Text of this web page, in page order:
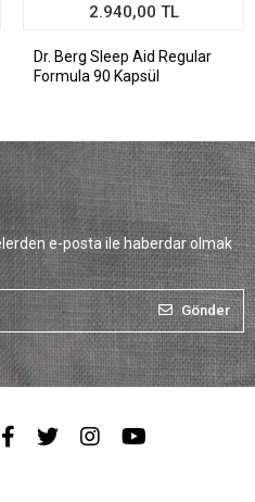
2.940,00 TL
Dr. Berg Sleep Aid Regular
Formula 90 Kapsül
e-posta ile haberdar olmak
Gönder